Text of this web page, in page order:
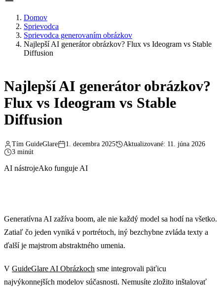
Domov
Sprievodca
Sprievodca generovaním obrázkov
Najlepší AI generátor obrázkov? Flux vs Ideogram vs Stable
Diffusion
Najlepší AI generátor obrázkov?
Flux vs Ideogram vs Stable
Diffusion
Tím GuideGlare 1. decembra 2025
Aktualizované: 11. júna 2026
3 minút
AI nástrojeAko funguje AI
Generatívna AI zažíva boom, ale nie každý model sa hodí na všetko.
Zatiaľ čo jeden vyniká v portrétoch, iný bezchybne zvláda texty a
ďalší je majstrom abstraktného umenia.
V GuideGlare AI Obrázkoch sme integrovali päťicu
najvýkonnejších modelov súčasnosti. Nemusíte zložito inštalovať